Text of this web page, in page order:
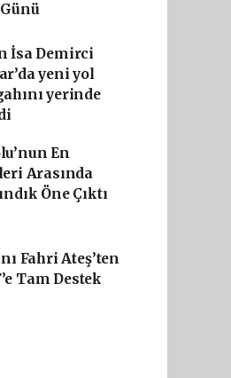
İsa Demirci
yeni yol
yerinde
En
Arasında
Öne Çıktı
Fahri Ateş’ten
Tam Destek